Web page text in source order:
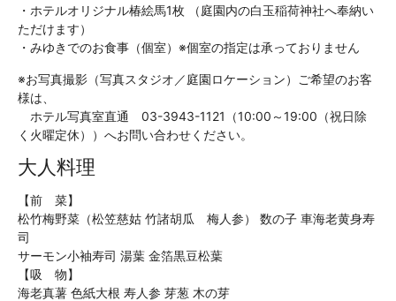
・ホテルオリジナル椿絵馬1枚 （庭園内の白玉稲荷神社へ奉納い
ただけます）
・みゆきでのお食事（個室）※個室の指定は承っておりません
※お写真撮影（写真スタジオ／庭園ロケーション）ご希望のお客
様は、
ホテル写真室直通 03-3943-1121（10:00～19:00（祝日除
く火曜定休））へお問い合わせください。
大人料理
【前 菜】
松竹梅野菜（松笠慈姑 竹諸胡瓜 梅人参） 数の子 車海老黄身寿
司
サーモン小袖寿司 湯葉 金箔黒豆松葉
【吸 物】
海老真薯 色紙大根 寿人参 芽葱 木の芽